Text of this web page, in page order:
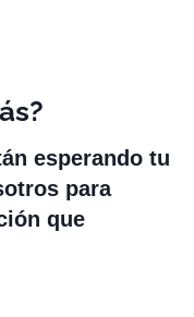
esperando tu
para
que